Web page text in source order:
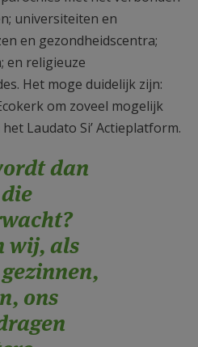
universiteiten en
en gezondheidscentra;
en religieuze
Het moge duidelijk zijn:
om zoveel mogelijk
Laudato Si’ Actieplatform.
dan
wij, als
ons